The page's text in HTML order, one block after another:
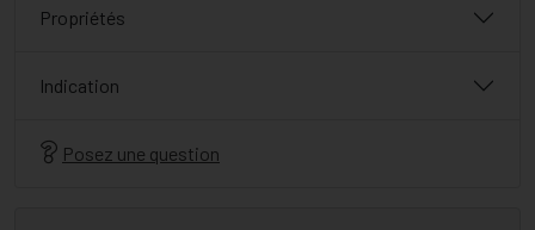
Propriétés
Indication
Posez une question